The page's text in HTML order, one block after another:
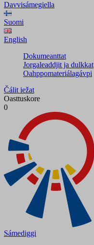
Davvisámegiella
Suomi
English
Dokumeanttat
Jorgaleaddjit ja dulkkat
Oahppomateriálagávpi
Čálit iežat
Oasttuskore
0
Sámediggi